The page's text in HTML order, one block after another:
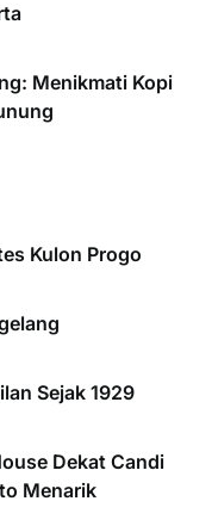
Menikmati Kopi
Kulon Progo
Sejak 1929
Dekat Candi
Menarik